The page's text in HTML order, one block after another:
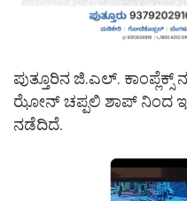
ಪುತ್ತೂರಿನ ಜಿ.ಎಲ್.
ಝೋನ್ ಚಪ್ಪಲಿ ಶಾಪ್ ನಿಂದ
ನಡೆದಿದೆ.